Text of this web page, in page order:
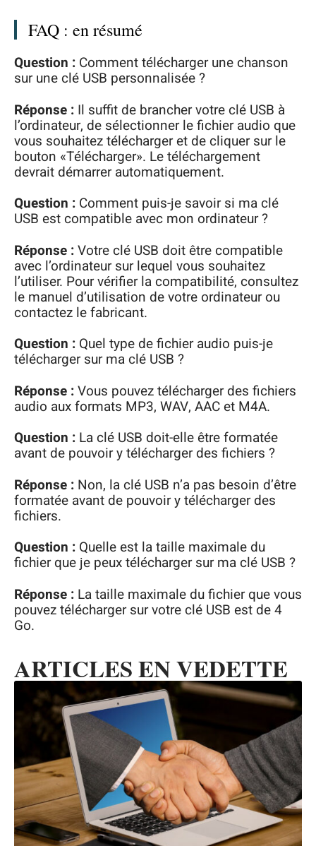
FAQ : en résumé
Question : Comment télécharger une chanson
sur une clé USB personnalisée ?
Réponse : Il suffit de brancher votre clé USB à
l’ordinateur, de sélectionner le fichier audio que
vous souhaitez télécharger et de cliquer sur le
bouton «Télécharger». Le téléchargement
devrait démarrer automatiquement.
Question : Comment puis-je savoir si ma clé
USB est compatible avec mon ordinateur ?
Réponse :Votre clé USB doit être compatible
avec l’ordinateur sur lequel vous souhaitez
l’utiliser. Pour vérifier la compatibilité, consultez
le manuel d’utilisation de votre ordinateur ou
contactez le fabricant.
Question : Quel type de fichier audio puis-je
télécharger sur ma clé USB ?
Réponse :Vous pouvez télécharger des fichiers
audio aux formats MP3, WAV, AAC et M4A.
Question : La clé USB doit-elle être formatée
avant de pouvoir y télécharger des fichiers ?
Réponse : Non, la clé USB n’a pas besoin d’être
formatée avant de pouvoir y télécharger des
fichiers.
Question : Quelle est la taille maximale du
fichier que je peux télécharger sur ma clé USB ?
Réponse : La taille maximale du fichier que vous
pouvez télécharger sur votre clé USB est de 4
Go.
ARTICLES EN VEDETTE